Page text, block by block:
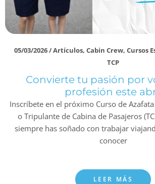
05/03/2026/Artículos, Cabin Crew, Cursos
TCP
Convierte tu pasión por
profesión este
Inscríbete en el próximo Curso de
o Tripulante de Cabina de Pasajeros
siempre has soñado con trabajar
conocer
LEER MÁS